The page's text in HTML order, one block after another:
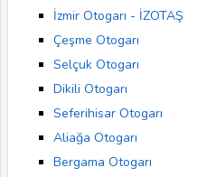
İzmir Otogarı - İZOTAŞ
Çeşme Otogarı
Selçuk Otogarı
Dikili Otogarı
Seferihisar Otogarı
Aliağa Otogarı
Bergama Otogarı